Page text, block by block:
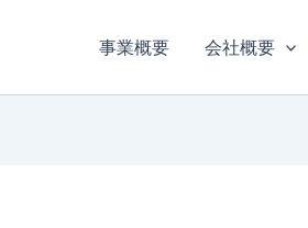
事業概要 会社概要